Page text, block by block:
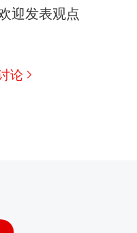
迎发表观点
论